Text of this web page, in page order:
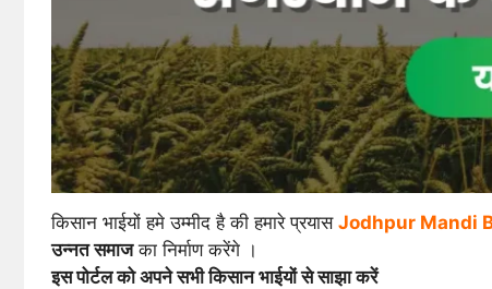
किसान भाईयों हमे उम्मीद है की हमारे प्रयास Jodhpur Mandi
उन्नत समाजका निर्माण करेंगे ।
इस पोर्टल को अपने सभी किसान भाईयों से साझा करें